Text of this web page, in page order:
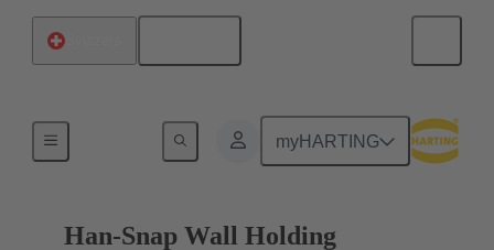
myHARTING
Blocchetti per montaggio in cava passante
Han-Snap Wall Holding